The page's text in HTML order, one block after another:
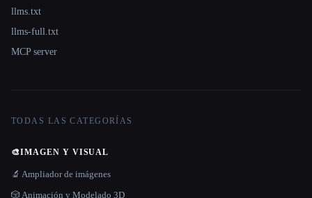
llms.txt
llms-full.txt
MCP server
TODAS LAS CATEGORÍAS
🎨IMAGEN Y VISUAL
🔬 Ampliador de imágenes
🎲 Animación y Modelado 3D